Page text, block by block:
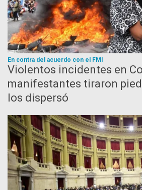
En contra del acuerdo con el FMI
Violentos incidentes en
manifestantes tiraron
los dispersó